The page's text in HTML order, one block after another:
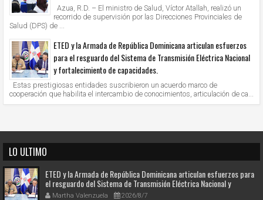
Azua, R.D. – El ministro de Salud, Víctor Atallah, realizó un
recorrido de supervisión por las Direcciones Provinciales de
Salud (DPS) de ...
ETED y la Armada de República Dominicana articulan esfuerzos
para el resguardo del Sistema de Transmisión Eléctrica Nacional
y fortalecimiento de capacidades.
Estas prestigiosas entidades suscribieron un acuerdo marco de
cooperación que habilita el intercambio de conocimientos, articulación de ca...
LO ULTIMO
ETED y la Armada de República Dominicana articulan esfuerzos para
el resguardo del Sistema de Transmisión Eléctrica Nacional y
fortalecimiento de capacidades.
Martha Valenzuela 2026/8/7